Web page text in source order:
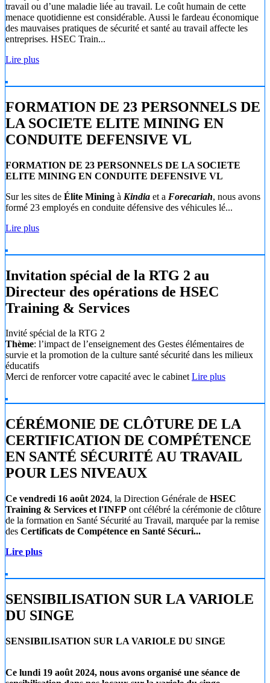
travail ou d’une maladie liée au travail. Le coût humain de cette
menace quotidienne est considérable. Aussi le fardeau économique
des mauvaises pratiques de sécurité et santé au travail affecte les
entreprises. HSEC Train...
Lire plus
FORMATION DE 23 PERSONNELS DE
LA SOCIETE ELITE MINING EN
CONDUITE DEFENSIVE VL
FORMATION DE 23 PERSONNELS DE LA SOCIETE
ELITE MINING EN CONDUITE DEFENSIVE VL
Sur les sites de Élite Mining à Kindia et a Forecariah, nous avons
formé 23 employés en conduite défensive des véhicules lé...
Lire plus
Invitation spécial de la RTG 2 au
Directeur des opérations de HSEC
Training & Services
Invité spécial de la RTG 2
Thème: l’impact de l’enseignement des Gestes élémentaires de
survie et la promotion de la culture santé sécurité dans les milieux
éducatifs
Merci de renforcer votre capacité avec le cabinetLire plus
CÉRÉMONIE DE CLÔTURE DE LA
CERTIFICATION DE COMPÉTENCE
EN SANTÉ SÉCURITÉ AU TRAVAIL
POUR LES NIVEAUX
Ce vendredi 16 août 2024, la Direction Générale de HSEC
Training & Services et l'INFP ont célébré la cérémonie de clôture
de la formation en Santé Sécurité au Travail, marquée par la remise
des Certificats de Compétence en Santé Sécuri...
Lire plus
SENSIBILISATION SUR LA VARIOLE
DU SINGE
SENSIBILISATION SUR LA VARIOLE DU SINGE
Ce lundi 19 août 2024, nous avons organisé une séance de